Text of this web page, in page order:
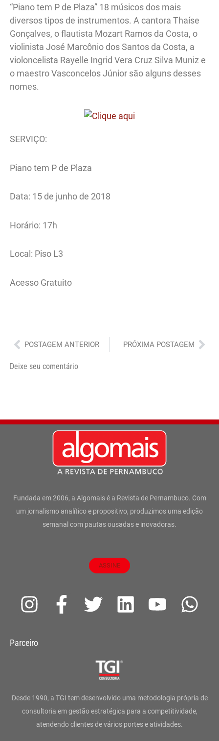
“Piano tem P de Plaza” 18 músicos dos mais
diversos tipos de instrumentos. A cantora Thaíse
Gonçalves, o flautista Mozart Ramos da Costa, o
violinista José Marcônio dos Santos da Costa, a
violoncelista Rayelle Ingrid Vera Cruz Silva Muniz e
o maestro Vasconcelos Júnior são alguns desses
nomes.
SERVIÇO:
Piano tem P de Plaza
Data: 15 de junho de 2018
Horário: 17h
Local: Piso L3
Acesso Gratuito
Anterior
POSTAGEM ANTERIOR PRÓXIMA POSTAGEM
Deixe seu comentário
Fundada em 2006, a Algomais é a Revista de Pernambuco. Com
um jornalismo analítico e propositivo, produzimos uma edição
semanal com pautas ousadas e inovadoras.
ASSINE
I
s
g
r
a
F
a
o
o
k
T
t
e
r
L
d
i
n
Y
b
e
W
a
p
Parceiro
Desde 1990, a TGI tem desenvolvido uma metodologia própria de
consultoria em gestão estratégica para a competitividade,
atendendo clientes de vários portes e atividades.